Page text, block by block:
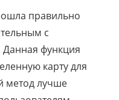
правильно
с
Данная функция
карту для
метод лучше